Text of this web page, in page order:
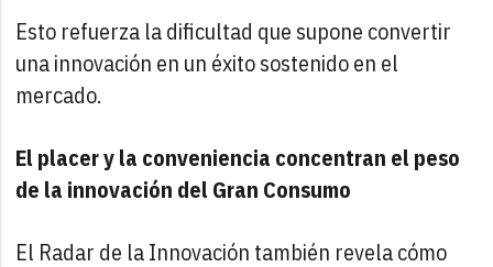
Esto refuerza la dificultad que supone convertir
una innovación en un éxito sostenido en el
mercado.
El placer y la conveniencia concentran el peso
de la innovación del Gran Consumo
El Radar de la Innovación también revela cómo